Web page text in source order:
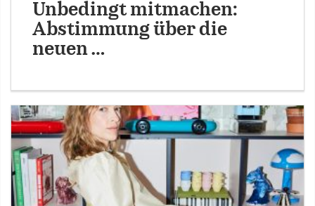
Unbedingt mitmachen:
Abstimmung über die
neuen …